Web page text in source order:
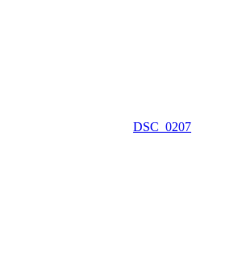
DSC_0207